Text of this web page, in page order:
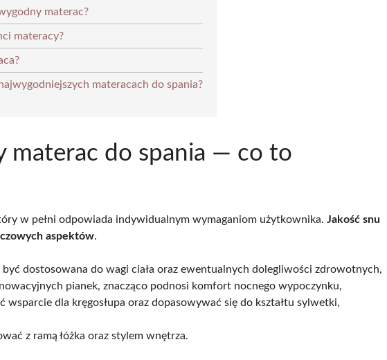
materac?
materacy?
materacach do spania?
materac do spania — co to
w pełni odpowiada indywidualnym wymaganiom użytkownika. Jakość snu
aspektów.
dostosowana do wagi ciała oraz ewentualnych dolegliwości zdrowotnych,
pianek, znacząco podnosi komfort nocnego wypoczynku,
wsparcie dla kręgosłupa oraz dopasowywać się do kształtu sylwetki,
z ramą łóżka oraz stylem wnętrza.